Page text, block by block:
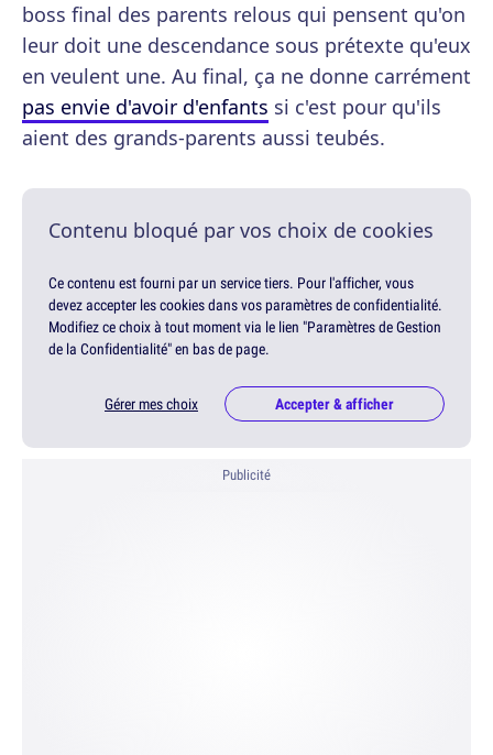
boss final des parents relous qui pensent qu'on
leur doit une descendance sous prétexte qu'eux
en veulent une. Au final, ça ne donne carrément
pas envie d'avoir d'enfants si c'est pour qu'ils
aient des grands-parents aussi teubés.
Contenu bloqué par vos choix de cookies
Ce contenu est fourni par un service tiers. Pour l'afficher, vous
devez accepter les cookies dans vos paramètres de confidentialité.
Modifiez ce choix à tout moment via le lien "Paramètres de Gestion
de la Confidentialité" en bas de page.
Gérer mes choix Accepter & afficher
Publicité